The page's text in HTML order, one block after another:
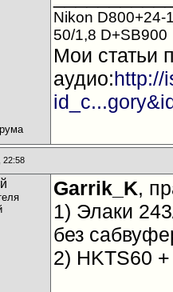
Nikon D800+24-
50/1,8 D+SB900
Мои статьи
аудио:http://
22:58
Garrik_K,
1) Элаки
без
2) HKTS60